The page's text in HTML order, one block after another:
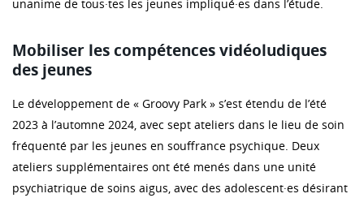
unanime de tous·tes les jeunes impliqué·es dans l’étude.
Mobiliser les compétences vidéoludiques
des jeunes
Le développement de « Groovy Park » s’est étendu de l’été
2023 à l’automne 2024, avec sept ateliers dans le lieu de soin
fréquenté par les jeunes en souffrance psychique. Deux
ateliers supplémentaires ont été menés dans une unité
psychiatrique de soins aigus, avec des adolescent·es désirant